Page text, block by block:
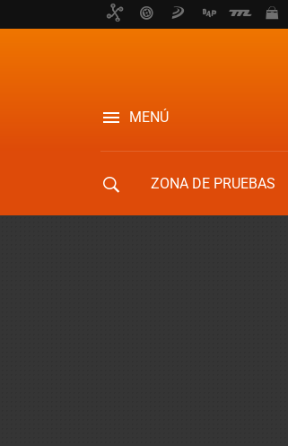
MENÚ
ZONA DE PRUEBAS